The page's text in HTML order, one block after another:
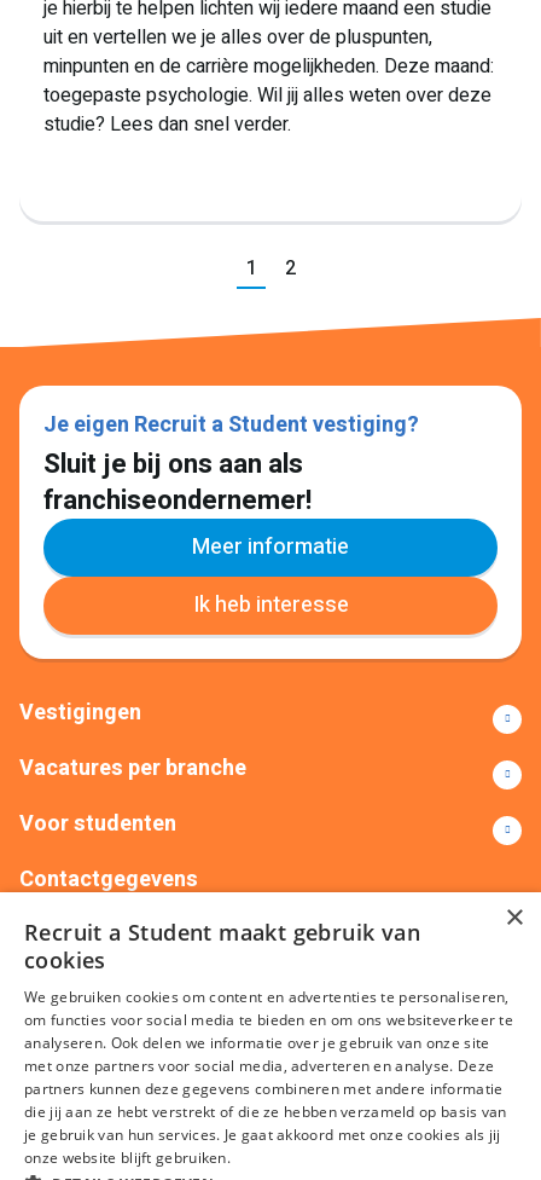
je hierbij te helpen lichten wij iedere maand een studie
uit en vertellen we je alles over de pluspunten,
minpunten en de carrière mogelijkheden. Deze maand:
toegepaste psychologie. Wil jij alles weten over deze
studie? Lees dan snel verder.
Lees meer
Vorige
1 2
Je eigen Recruit a Student vestiging?
Sluit je bij ons aan als
franchiseondernemer!
Meer informatie
Ik heb interesse
Vestigingen
Vacatures per branche
Voor studenten
Contactgegevens
+31(0)88 522 00 76
info@recruitastudent.nl
Alle vestigingen
×
Recruit a Student maakt gebruik van
cookies
We gebruiken cookies om content en advertenties te personaliseren,
om functies voor social media te bieden en om ons websiteverkeer te
analyseren. Ook delen we informatie over je gebruik van onze site
met onze partners voor social media, adverteren en analyse. Deze
partners kunnen deze gegevens combineren met andere informatie
die jij aan ze hebt verstrekt of die ze hebben verzameld op basis van
je gebruik van hun services. Je gaat akkoord met onze cookies als jij
onze website blijft gebruiken.